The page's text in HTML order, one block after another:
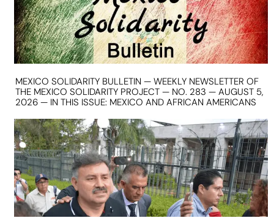
MEXICO SOLIDARITY BULLETIN — WEEKLY NEWSLETTER OF
THE MEXICO SOLIDARITY PROJECT — NO. 283 — AUGUST 5,
2026 — IN THIS ISSUE: MEXICO AND AFRICAN AMERICANS